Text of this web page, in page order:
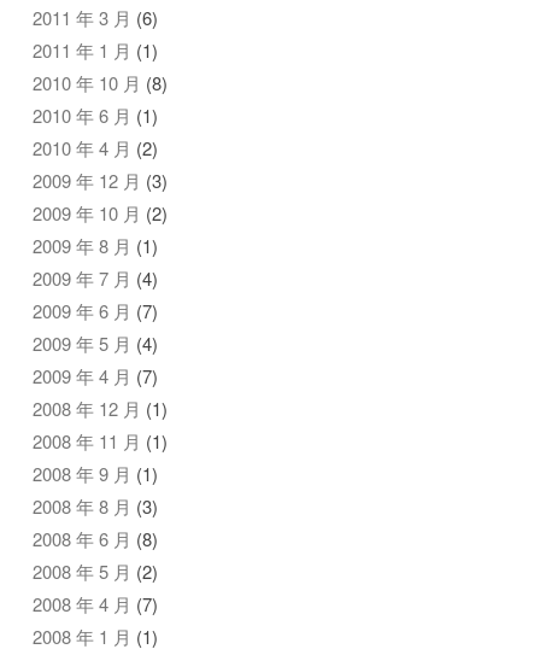
2011 年 3 月 (6)
2011 年 1 月 (1)
2010 年 10 月 (8)
2010 年 6 月 (1)
2010 年 4 月 (2)
2009 年 12 月 (3)
2009 年 10 月 (2)
2009 年 8 月 (1)
2009 年 7 月 (4)
2009 年 6 月 (7)
2009 年 5 月 (4)
2009 年 4 月 (7)
2008 年 12 月 (1)
2008 年 11 月 (1)
2008 年 9 月 (1)
2008 年 8 月 (3)
2008 年 6 月 (8)
2008 年 5 月 (2)
2008 年 4 月 (7)
2008 年 1 月 (1)